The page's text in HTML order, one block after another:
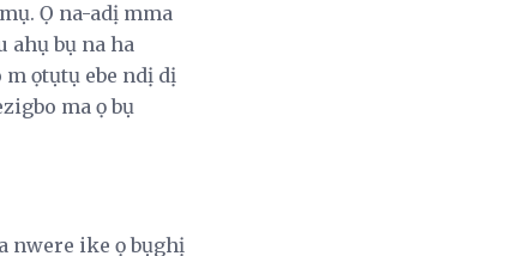
Ọ na-adị mma
ahụ bụ na ha
ọtụtụ ebe ndị dị
ma ọ bụ
nwere ike ọ bụghị